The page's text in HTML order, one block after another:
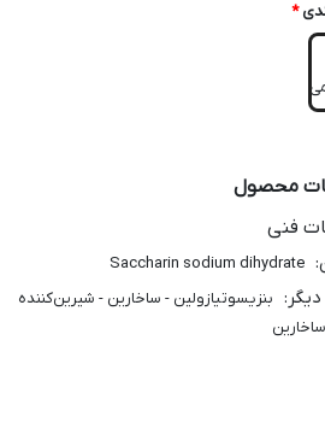
*
محصول
فنی
:
Saccharin sodium dihydrate
: بنزیسوتیازولین - ساخارین - شیرین‌کننده‌